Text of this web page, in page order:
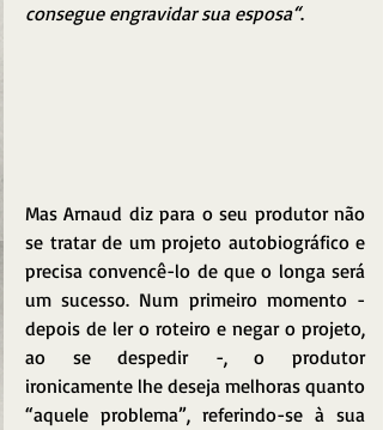
consegue engravidar sua esposa“.
Mas Arnaud diz para o seu produtor não
se tratar de um projeto autobiográfico e
precisa convencê-lo de que o longa será
um sucesso. Num primeiro momento -
depois de ler o roteiro e negar o projeto,
ao se despedir -, o produtor
ironicamente lhe deseja melhoras quanto
“aquele problema”, referindo-se à sua